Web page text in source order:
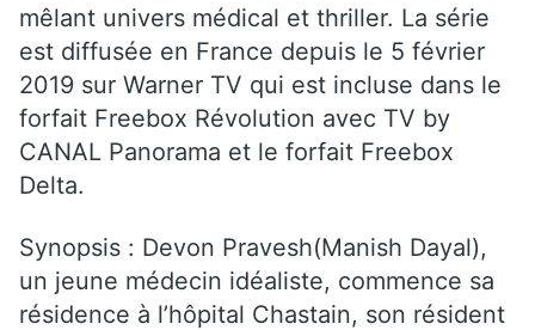
mêlant univers médical et thriller. La série
est diffusée en France depuis le 5 février
2019 sur Warner TV qui est incluse dans le
forfait Freebox Révolution avec TV by
CANAL Panorama et le forfait Freebox
Delta.
Synopsis : Devon Pravesh(Manish Dayal),
un jeune médecin idéaliste, commence sa
résidence à l’hôpital Chastain, son résident